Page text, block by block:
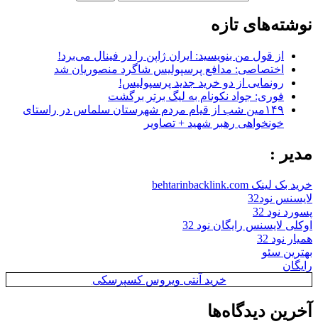
نوشته‌های تازه
از قول من بنویسید: ایران ژاپن را در فینال می‌برد!
اختصاصی: مدافع پرسپولیس شاگرد منصوریان شد
رونمایی از دو خرید جدید پرسپولیس!
فوری: جواد نکونام به لیگ برتر برگشت
۱۴۹مین شب از قیام مردم شهرستان سلماس در راستای
خونخواهی رهبر شهید + تصاویر
مدیر :
خرید بک لینک behtarinbacklink.com
لایسنس نود32
پسورد نود 32
اوکلی لایسنس رایگان نود 32
همیار نود 32
بهترین سئو
رایگان
خرید آنتی ویروس کسپرسکی
آخرین دیدگاه‌ها